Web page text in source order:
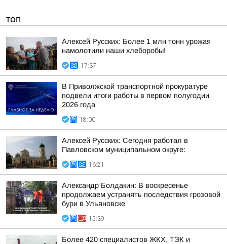
ТОП
Алексей Русских: Более 1 млн тонн урожая
намолотили наши хлеборобы!
17:37
В Приволжской транспортной прокуратуре
подвели итоги работы в первом полугодии
2026 года
18:00
Алексей Русских: Сегодня работал в
Павловском муниципальном округе:
16:21
Александр Болдакин: В воскресенье
продолжаем устранять последствия грозовой
бури в Ульяновске
15:39
Более 420 специалистов ЖКХ, ТЭК и